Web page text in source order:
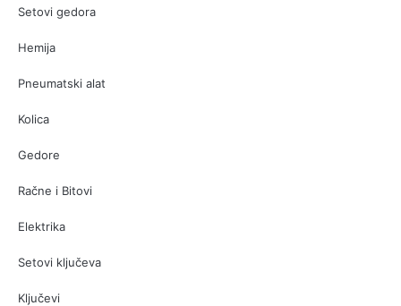
Setovi gedora
Hemija
Pneumatski alat
Kolica
Gedore
Račne i Bitovi
Elektrika
Setovi ključeva
Ključevi